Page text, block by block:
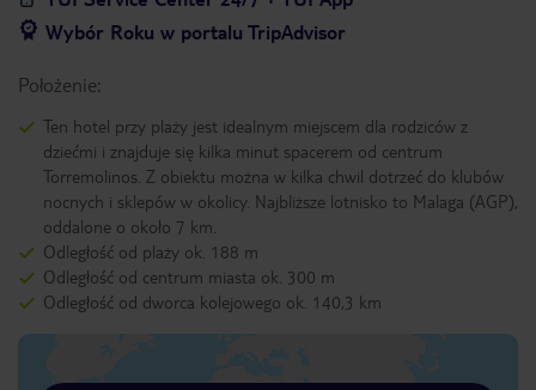
Wybór Roku w portalu TripAdvisor
Położenie:
Ten hotel przy plaży jest idealnym miejscem dla rodziców z
dziećmi i znajduje się kilka minut spacerem od centrum
Torremolinos. Z obiektu można w kilka chwil dotrzeć do klubów
nocnych i sklepów w okolicy. Najbliższe lotnisko to Malaga (AGP),
oddalone o około 7 km.
Odległość od plaży ok. 188 m
Odległość od centrum miasta ok. 300 m
Odległość od dworca kolejowego ok. 140,3 km